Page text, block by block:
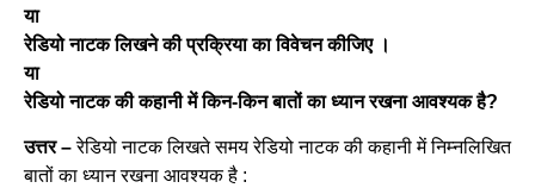
या
रेडियो नाटक लिखने की प्रक्रिया का विवेचन कीजिए ।
या
रेडियो नाटक की कहानी में किन-किन बातों का ध्यान रखना आवश्यक है?
उत्तर –रेडियो नाटक लिखते समय रेडियो नाटक की कहानी में निम्नलिखित
बातों का ध्यान रखना आवश्यक है :